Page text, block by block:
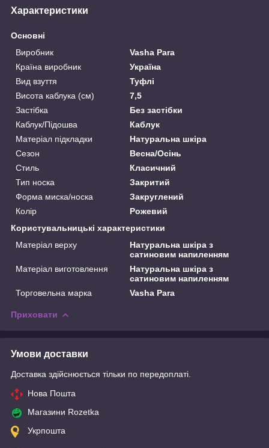
Характеристики
Основні
Виробник
Vasha Para
Країна виробник
Україна
Вид взуття
Туфлі
Висота каблука (см)
7,5
Застібка
Без застібки
Каблук/Підошва
Каблук
Матеріал підкладки
Натуральна шкіра
Сезон
Весна/Осінь
Стиль
Класичний
Тип носка
Закритий
Форма миска/носка
Закруглений
Колір
Рожевий
Користувальницькі характеристики
Матеріал верху
Натуральна шкіра з
сатиновим напиленням
Матеріал виготовлення
Натуральна шкіра з
сатиновим напиленням
Торговельна марка
Vasha Para
Приховати
Умови доставки
Доставка здійснюється тільки по передоплаті.
Нова Пошта
Магазини Rozetka
Укрпошта